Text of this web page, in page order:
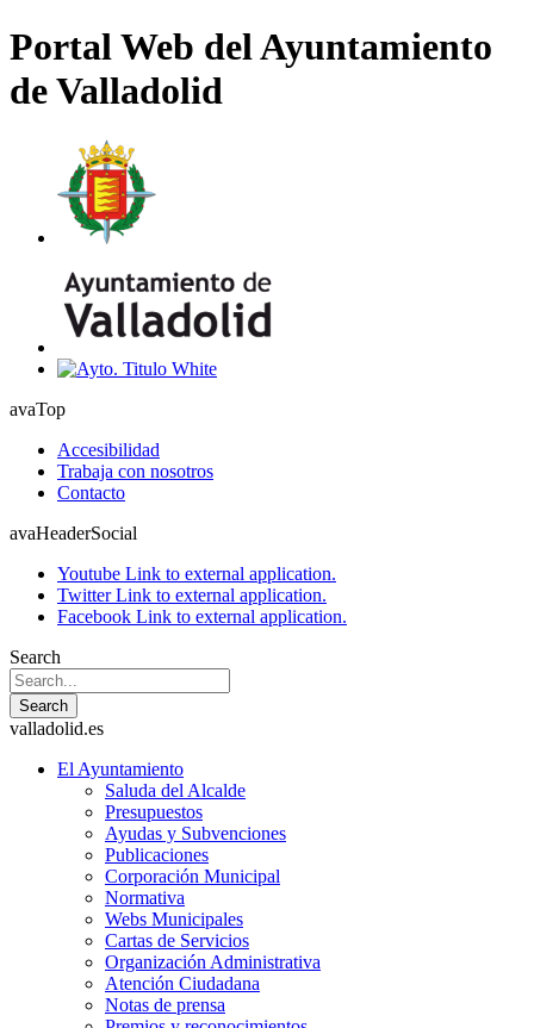
Portal Web del Ayuntamiento
de Valladolid
avaTop
Accesibilidad
Trabaja con nosotros
Contacto
avaHeaderSocial
Youtube Link to external application.
TwitterLink to external application.
Facebook Link to external application.
Search
Search
valladolid.es
El Ayuntamiento
Saluda del Alcalde
Presupuestos
Ayudas y Subvenciones
Publicaciones
Corporación Municipal
Normativa
Webs Municipales
Cartas de Servicios
Organización Administrativa
Atención Ciudadana
Notas de prensa